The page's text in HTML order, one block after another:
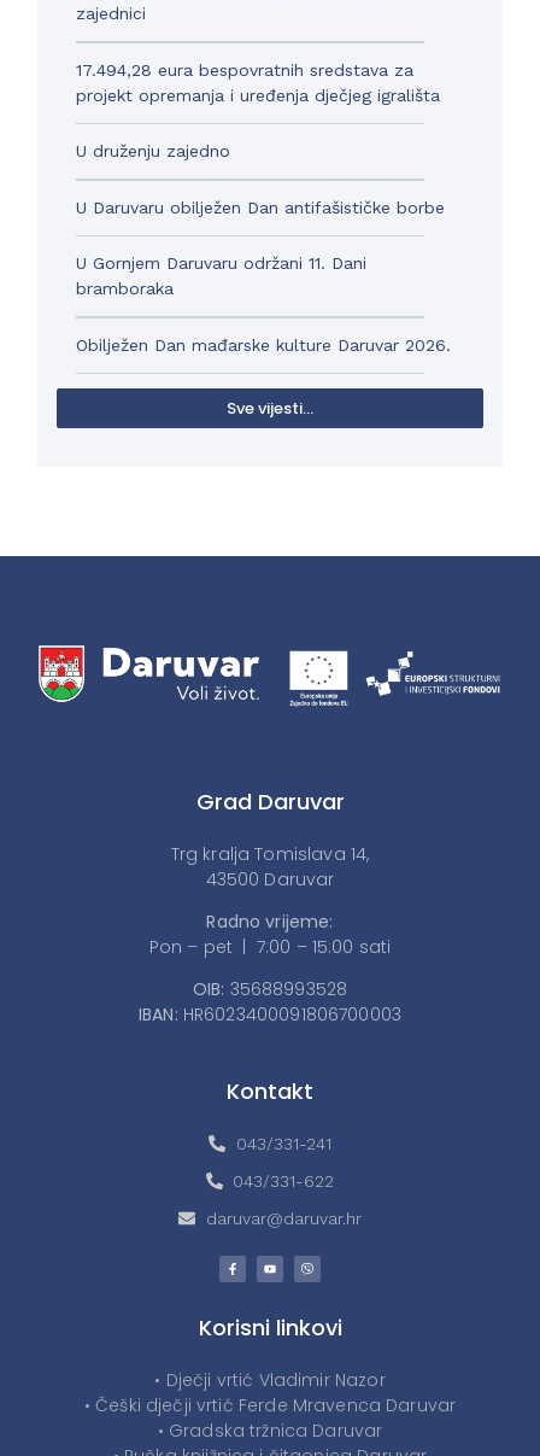
zajednici
17.494,28 eura bespovratnih sredstava za
projekt opremanja i uređenja dječjeg igrališta
U druženju zajedno
U Daruvaru obilježen Dan antifašističke borbe
U Gornjem Daruvaru održani 11. Dani
bramboraka
Obilježen Dan mađarske kulture Daruvar 2026.
Sve vijesti...
Grad Daruvar
Trg kralja Tomislava 14,
43500 Daruvar
Radno vrijeme:
Pon – pet | 7:00 – 15:00 sati
OIB: 35688993528
IBAN: HR6023400091806700003
Kontakt
043/331-241
043/331-622
daruvar@daruvar.hr
Korisni linkovi
• Dječji vrtić Vladimir Nazor
• Češki dječji vrtić Ferde Mravenca Daruvar
• Gradska tržnica Daruvar